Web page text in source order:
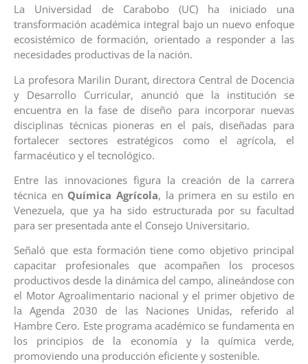
La Universidad de Carabobo (UC) ha iniciado una
transformación académica integral bajo un nuevo enfoque
ecosistémico de formación, orientado a responder a las
necesidades productivas de la nación.
La profesora Marilin Durant, directora Central de Docencia
y Desarrollo Curricular, anunció que la institución se
encuentra en la fase de diseño para incorporar nuevas
disciplinas técnicas pioneras en el país, diseñadas para
fortalecer sectores estratégicos como el agrícola, el
farmacéutico y el tecnológico.
Entre las innovaciones figura la creación de la carrera
técnica en Química Agrícola, la primera en su estilo en
Venezuela, que ya ha sido estructurada por su facultad
para ser presentada ante el Consejo Universitario.
Señaló que esta formación tiene como objetivo principal
capacitar profesionales que acompañen los procesos
productivos desde la dinámica del campo, alineándose con
el Motor Agroalimentario nacional y el primer objetivo de
la Agenda 2030 de las Naciones Unidas, referido al
Hambre Cero. Este programa académico se fundamenta en
los principios de la economía y la química verde,
promoviendo una producción eficiente y sostenible.